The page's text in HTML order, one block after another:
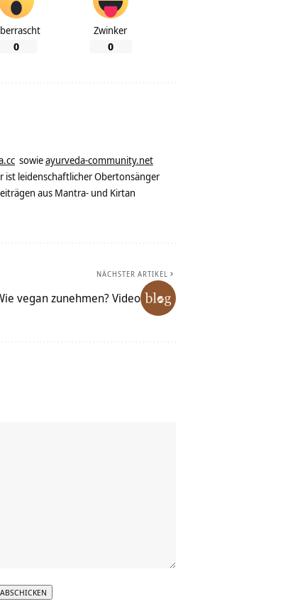
0
Zwinker
0
sowieayurveda-community.net
ist leidenschaftlicher Obertonsänger
aus Mantra- und Kirtan
NÄCHSTER ARTIKEL
vegan zunehmen? Video